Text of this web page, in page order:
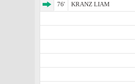
76'
KRANZ LIAM